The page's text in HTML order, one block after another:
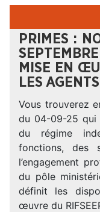
PRIMES :
MISE EN
LES
Vous trouverez
du 04-09-25 qui
du régime
fonctions, des
l’engagement
du pôle
définit les
œuvre du